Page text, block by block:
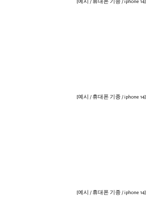
[예시 / 휴대폰 기종 / iphone 14]
[예시 / 휴대폰 기종 / iphone 14]
[예시 / 휴대폰 기종 / iphone 14]